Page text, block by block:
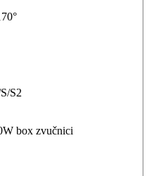
S2
box zvučnici